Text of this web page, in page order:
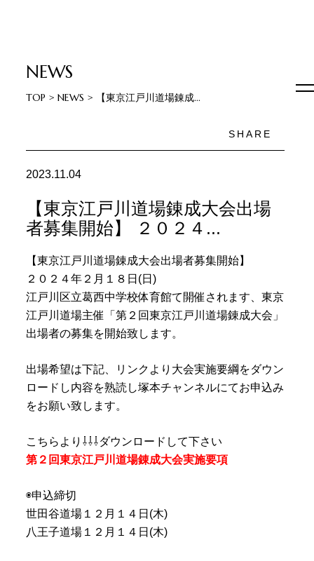
NEWS
TOP > NEWS > 【東京江戸川道場錬成...
SHARE
2023.11.04
【東京江戸川道場錬成大会出場
者募集開始】 ２０２４...
【東京江戸川道場錬成大会出場者募集開始】
２０２４年２月１８日(日)
江戸川区立葛西中学校体育館て開催されます、東京
江戸川道場主催「第２回東京江戸川道場錬成大会」
出場者の募集を開始致します。
出場希望は下記、リンクより大会実施要綱をダウン
ロードし内容を熟読し塚本チャンネルにてお申込み
をお願い致します。
こちらより⇩⇩⇩ダウンロードして下さい
第２回東京江戸川道場錬成大会実施要項
◉申込締切
世田谷道場１２月１４日(木)
八王子道場１２月１４日(木)